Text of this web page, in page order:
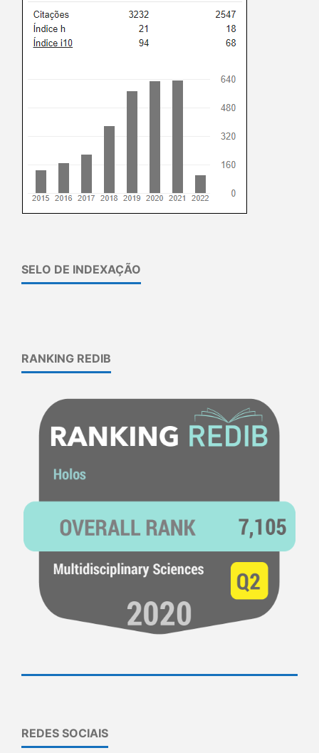
SELO DE INDEXAÇÃO
RANKING REDIB
REDES SOCIAIS